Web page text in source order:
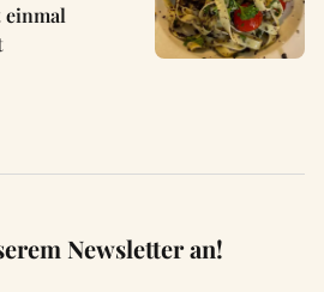
einmal
Newsletter an!